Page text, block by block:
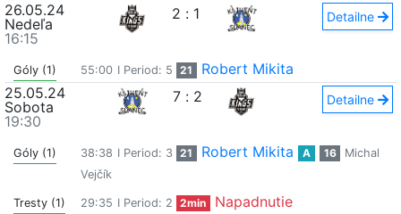
26.05.24
Nedeľa
16:15
2 : 1 Detailne
Góly (1) 55:00 I Period: 5 21
Robert Mikita
25.05.24
Sobota
19:30
7 : 2 Detailne
Góly (1) 38:38 I Period: 3 21 Robert Mikita A 16
Michal
Vejčík
Tresty (1) 29:35 I Period: 2 2min
Napadnutie